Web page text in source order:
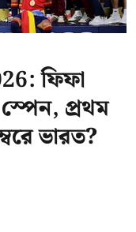
ফিফা
স্পেন, প্রথম
ভারত?